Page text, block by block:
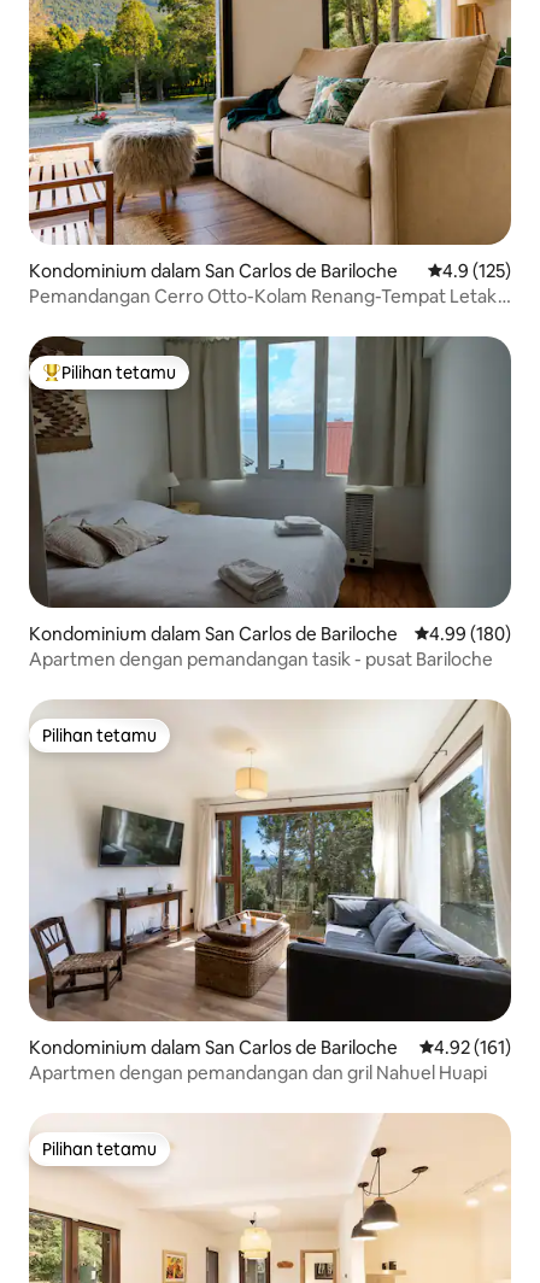
Kondominium dalam San Carlos de Bariloche Penarafan
4.9 (125)
Pemandangan Cerro Otto-Kolam Renang-Tempat Letak
Pilihan utama tetamu
Pilihan tetamu
Kondominium dalam San Carlos de Bariloche Penarafan
4.99 (180)
Apartmen dengan pemandangan tasik - pusat Bariloche
Pilihan tetamu
Pilihan tetamu
Kondominium dalam San Carlos de Bariloche Penarafan
4.92 (161)
Apartmen dengan pemandangan dan gril Nahuel Huapi
Pilihan tetamu
Pilihan tetamu